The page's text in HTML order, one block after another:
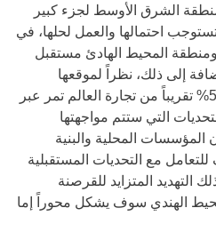
الشرق الأوسط لجزء كبير
احتمالها والعمل لحلها، في
المحيط الهادئ مستقبل
إلى ذلك، نظراً لموقعها
الجغرافي الاستراتيجي، فإن 50% تقريباً من تجارة العالم تمر عبر
التي ستتم مواجهتها
المحلية والبنية
مع التحديات المستقبلية
التهديد المتزايد للقرصنة
الهندي سوف يشكل محوراً إما